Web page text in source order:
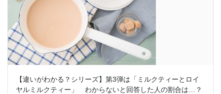
【違いがわかる？シリーズ】第3弾は「ミルクティーとロイ
ヤルミルクティー」 わからないと回答した人の割合は…？